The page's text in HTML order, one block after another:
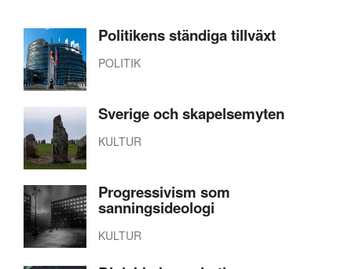
Politikens ständiga tillväxt
POLITIK
Sverige och skapelsemyten
KULTUR
Progressivism som
sanningsideologi
KULTUR